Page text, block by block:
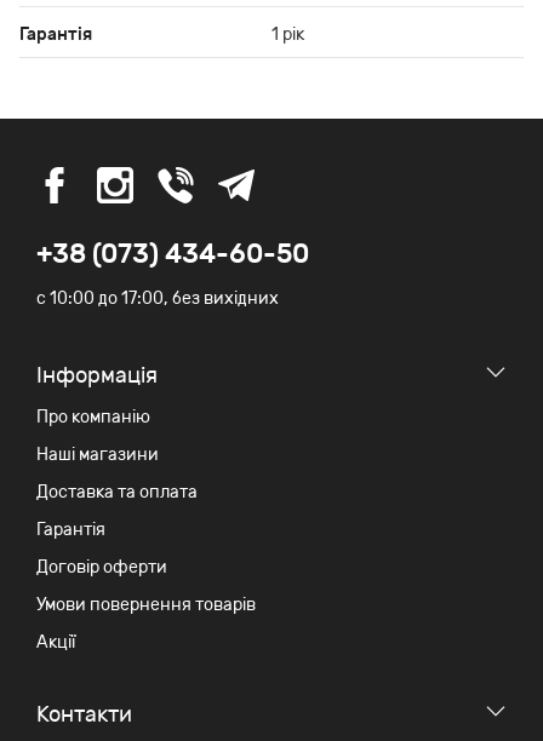
Гарантія 1 рік
+38 (073) 434-60-50
c 10:00 до 17:00, без вихідних
Iнформація
Про компанію
Наші магазини
Доставка та оплата
Гарантія
Договір оферти
Умови повернення товарів
Акції
Контакти